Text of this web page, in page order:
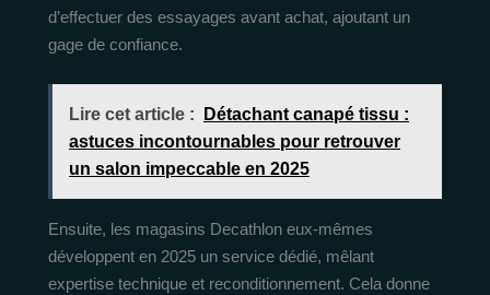
d’effectuer des essayages avant achat, ajoutant un
gage de confiance.
Lire cet article :
Détachant canapé tissu :
astuces incontournables pour retrouver
un salon impeccable en 2025
Ensuite, les magasins Decathlon eux-mêmes
développent en 2025 un service dédié, mêlant
expertise technique et reconditionnement. Cela donne